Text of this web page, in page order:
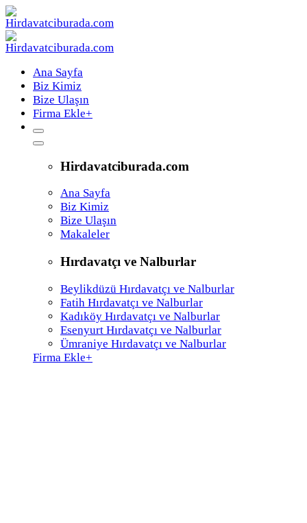
Ana Sayfa
Biz Kimiz
Bize Ulaşın
Firma Ekle+
Hirdavatciburada.com
Ana Sayfa
Biz Kimiz
Bize Ulaşın
Makaleler
Hırdavatçı ve Nalburlar
Beylikdüzü Hırdavatçı ve Nalburlar
Fatih Hırdavatçı ve Nalburlar
Kadıköy Hırdavatçı ve Nalburlar
Esenyurt Hırdavatçı ve Nalburlar
Ümraniye Hırdavatçı ve Nalburlar
Firma Ekle+